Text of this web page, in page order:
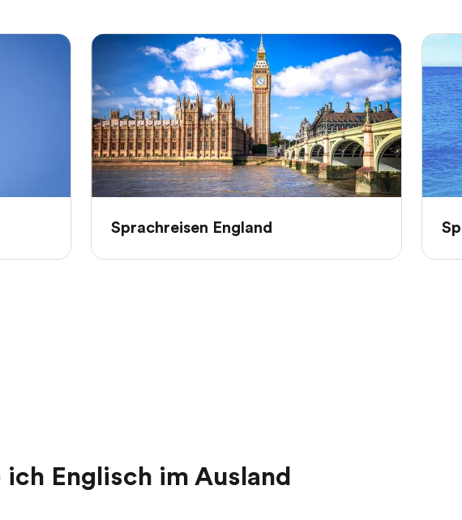
Sprachreisen England
Englisch im Ausland